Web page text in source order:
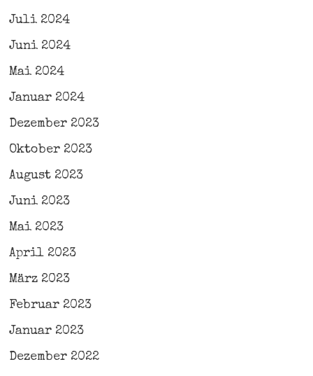
Juli 2024
Juni 2024
Mai 2024
Januar 2024
Dezember 2023
Oktober 2023
August 2023
Juni 2023
Mai 2023
April 2023
März 2023
Februar 2023
Januar 2023
Dezember 2022